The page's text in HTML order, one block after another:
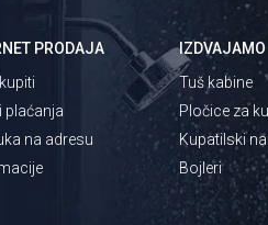
PRODAJA
plaćanja
na adresu
IZDVAJAMO
Tuš kabine
Pločice za
Kupatilski
Bojleri